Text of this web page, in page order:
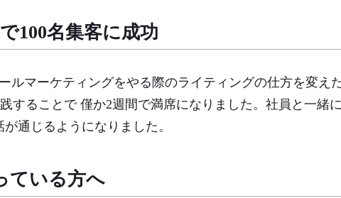
100名集客に成功
ルマーケティングをやる際のライティングの仕方を変え
することで 僅か2週間で満席になりました。社員と一緒
通じるようになりました。
ている方へ